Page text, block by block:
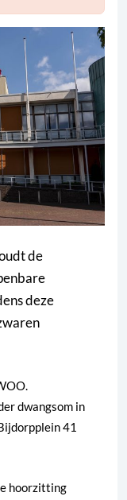
de
deze
dwangsom in
41
hoorzitting